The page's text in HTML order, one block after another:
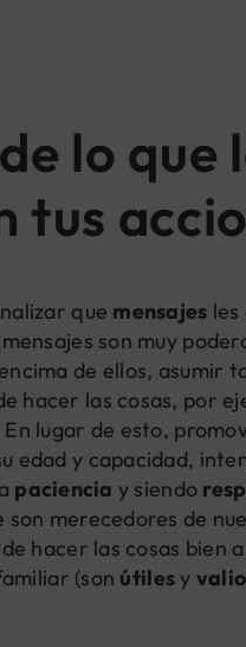
lo que
tus
que mensajes
son muy
de ellos, asumir
hacer las cosas, por
En lugar de esto,
edad y capacidad,
paciencia y siendo
merecedores de
de hacer las cosas bien
(son útiles y